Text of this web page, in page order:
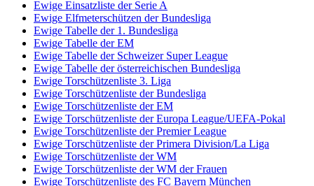
Ewige Einsatzliste der Serie A
Ewige Elfmeterschützen der Bundesliga
Ewige Tabelle der 1. Bundesliga
Ewige Tabelle der EM
Ewige Tabelle der Schweizer Super League
Ewige Tabelle der österreichischen Bundesliga
Ewige Torschützenliste 3. Liga
Ewige Torschützenliste der Bundesliga
Ewige Torschützenliste der EM
Ewige Torschützenliste der Europa League/UEFA-Pokal
Ewige Torschützenliste der Premier League
Ewige Torschützenliste der Primera Division/La Liga
Ewige Torschützenliste der WM
Ewige Torschützenliste der WM der Frauen
Ewige Torschützenliste des FC Bayern München